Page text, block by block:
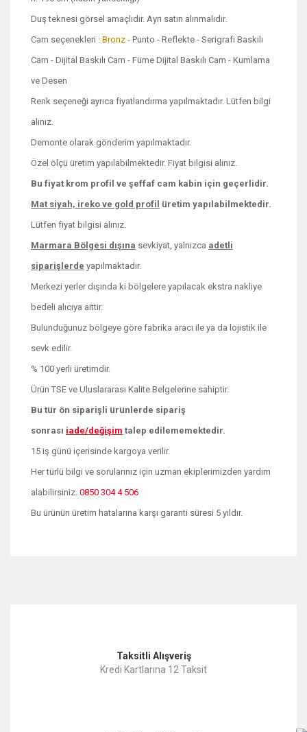
Duş teknesi görsel amaçlıdır. Ayrı satın alınmalıdır.
Cam seçenekleri : Bronz - Punto - Reflekte - Serigrafi Baskılı
Cam - Dijital Baskılı Cam - Füme Dijital Baskılı Cam - Kumlama
ve Desen
Renk seçeneği ayrıca fiyatlandırma yapılmaktadır. Lütfen bilgi
alınız.
Demonte olarak gönderim yapılmaktadır.
Özel ölçü üretim yapılabilmektedir. Fiyat bilgisi alınız.
Bu fiyat krom profil ve şeffaf cam kabin için geçerlidir.
Mat siyah, ireko ve gold profil üretim yapılabilmektedir.
Lütfen fiyat bilgisi alınız.
Marmara Bölgesi dışına sevkiyat, yalnızca adetli
siparişlerde yapılmaktadır.
Merkezi yerler dışında ki bölgelere yapılacak ekstra nakliye
bedeli alıcıya aittir.
Bulunduğunuz bölgeye göre fabrika aracı ile ya da lojistik ile
sevk edilir.
% 100 yerli üretimdir.
Ürün TSE ve Uluslararası Kalite Belgelerine sahiptir.
Bu tür ön siparişli ürünlerde sipariş
sonrası iade/değişim talep edilememektedir.
15 iş günü içerisinde kargoya verilir.
Her türlü bilgi ve sorularınız için uzman ekiplerimizden yardım
alabilirsiniz. 0850 304 4 506
Bu ürünün üretim hatalarına karşı garanti süresi 5 yıldır.
Ürün resmi kalitesiz, bozuk veya görüntülenemiyor.
Taksitli Alışveriş
Kredi Kartlarına 12 Taksit